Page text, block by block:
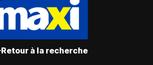
Retour à la recherche